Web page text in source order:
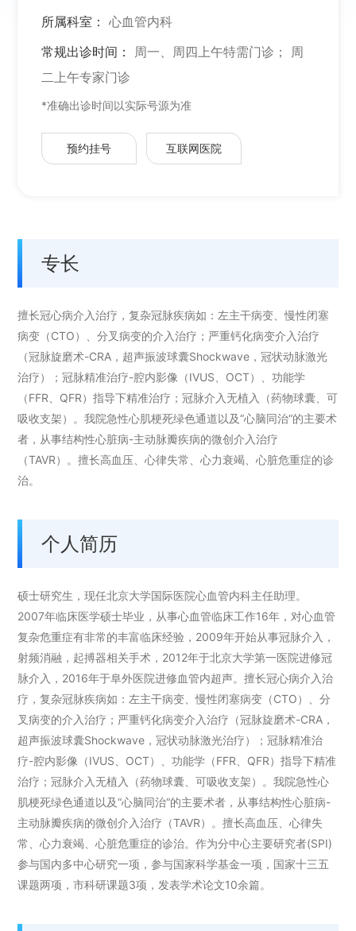
所属科室：
心血管内科
常规出诊时间：
周一、周四上午特需门诊； 周
二上午专家门诊
*准确出诊时间以实际号源为准
预约挂号 互联网医院
专长
擅长冠心病介入治疗，复杂冠脉疾病如：左主干病变、慢性闭塞
病变（CTO）、分叉病变的介入治疗；严重钙化病变介入治疗
（冠脉旋磨术-CRA，超声振波球囊Shockwave，冠状动脉激光
治疗）；冠脉精准治疗-腔内影像（IVUS、OCT）、功能学
（FFR、QFR）指导下精准治疗；冠脉介入无植入（药物球囊、可
吸收支架）。我院急性心肌梗死绿色通道以及“心脑同治“的主要术
者，从事结构性心脏病-主动脉瓣疾病的微创介入治疗
（TAVR）。擅长高血压、心律失常、心力衰竭、心脏危重症的诊
治。
个人简历
硕士研究生，现任北京大学国际医院心血管内科主任助理。
2007年临床医学硕士毕业，从事心血管临床工作16年，对心血管
复杂危重症有非常的丰富临床经验，2009年开始从事冠脉介入，
射频消融，起搏器相关手术，2012年于北京大学第一医院进修冠
脉介入，2016年于阜外医院进修血管内超声。擅长冠心病介入治
疗，复杂冠脉疾病如：左主干病变、慢性闭塞病变（CTO）、分
叉病变的介入治疗；严重钙化病变介入治疗（冠脉旋磨术-CRA，
超声振波球囊Shockwave，冠状动脉激光治疗）；冠脉精准治
疗-腔内影像（IVUS、OCT）、功能学（FFR、QFR）指导下精准
治疗；冠脉介入无植入（药物球囊、可吸收支架）。我院急性心
肌梗死绿色通道以及“心脑同治“的主要术者，从事结构性心脏病-
主动脉瓣疾病的微创介入治疗（TAVR）。擅长高血压、心律失
常、心力衰竭、心脏危重症的诊治。作为分中心主要研究者(SPI)
参与国内多中心研究一项，参与国家科学基金一项，国家十三五
课题两项，市科研课题3项，发表学术论文10余篇。